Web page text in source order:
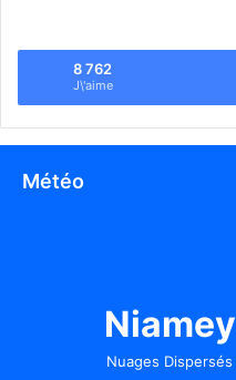
8 762
J\'aime
Météo
Niamey
Nuages Dispersés